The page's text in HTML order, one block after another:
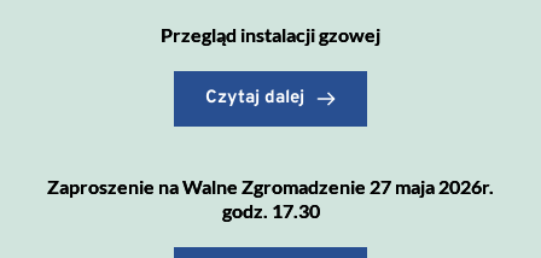
Przegląd instalacji gzowej
Czytaj dalej
Zaproszenie na Walne Zgromadzenie 27 maja 2026r.
godz. 17.30